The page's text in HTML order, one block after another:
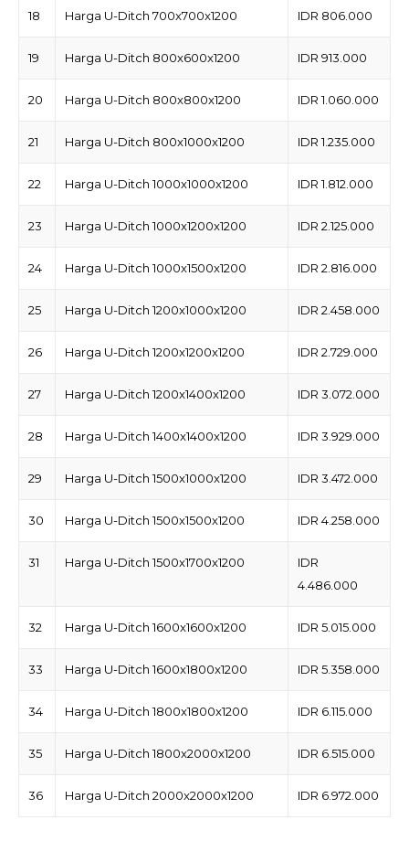
18 Harga U-Ditch 700x700x1200 IDR 806.000
19 Harga U-Ditch 800x600x1200 IDR 913.000
20 Harga U-Ditch 800x800x1200 IDR 1.060.000
21 Harga U-Ditch 800x1000x1200 IDR 1.235.000
22 Harga U-Ditch 1000x1000x1200 IDR 1.812.000
23 Harga U-Ditch 1000x1200x1200 IDR 2.125.000
24 Harga U-Ditch 1000x1500x1200 IDR 2.816.000
25 Harga U-Ditch 1200x1000x1200 IDR 2.458.000
26 Harga U-Ditch 1200x1200x1200 IDR 2.729.000
27 Harga U-Ditch 1200x1400x1200 IDR 3.072.000
28 Harga U-Ditch 1400x1400x1200 IDR 3.929.000
29 Harga U-Ditch 1500x1000x1200 IDR 3.472.000
30 Harga U-Ditch 1500x1500x1200 IDR 4.258.000
31 Harga U-Ditch 1500x1700x1200
IDR
4.486.000
32 Harga U-Ditch 1600x1600x1200 IDR 5.015.000
33 Harga U-Ditch 1600x1800x1200 IDR 5.358.000
34 Harga U-Ditch 1800x1800x1200 IDR 6.115.000
35 Harga U-Ditch 1800x2000x1200 IDR 6.515.000
36 Harga U-Ditch 2000x2000x1200 IDR 6.972.000